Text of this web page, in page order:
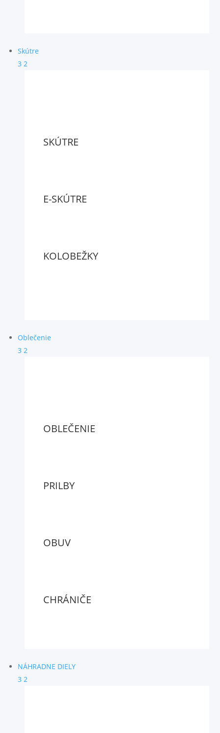
Skútre
3 2
SKÚTRE
E-SKÚTRE
KOLOBEŽKY
Oblečenie
3 2
OBLEČENIE
PRILBY
OBUV
CHRÁNIČE
NÁHRADNE DIELY
3 2